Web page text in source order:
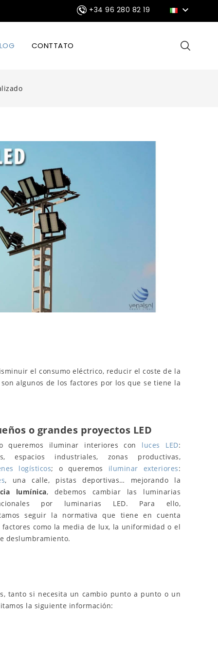
+34 96 280 82 19 
CONTTATO
L'importanza dei certificati
el consumo eléctrico, reducir el coste de la
algunos de los factores por los que se tiene la
o grandes proyectos LED
queremos iluminar interiores con luces LED:
espacios industriales, zonas productivas,
logísticos; o queremos iluminar exteriores:
, una calle, pistas deportivas… mejorando la
lumínica, debemos cambiar las luminarias
por luminarias LED. Para ello,
seguir la normativa que tiene en cuenta
factores como la media de lux, la uniformidad o el
deslumbramiento.
tanto si necesita un cambio punto a punto o un
la siguiente información: